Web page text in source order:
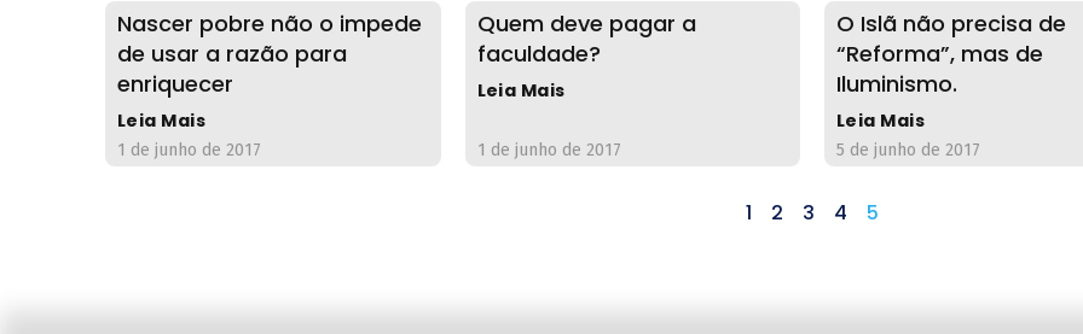
Nascer pobre não o impede
de usar a razão para
enriquecer
Leia Mais
1 de junho de 2017
Quem deve pagar a
faculdade?
Leia Mais
1 de junho de 2017
O Islã não precisa de
“Reforma”, mas de
Iluminismo.
Leia Mais
5 de junho de 2017
1 2 3 4 5